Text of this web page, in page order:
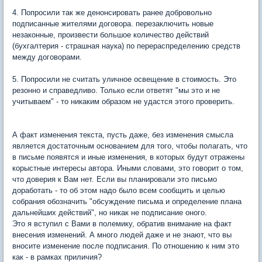
4. Попросили так же денонсировать ранее добровольно
подписанные жителями договора. перезаключить новые
незаконные, произвести большое количество действий
(бухгалтерия - страшная наука) по перераспределению средств
между договорами.
5. Попросили не считать уличное освещение в стоимость. Это
резонно и справедливо. Только если ответят "мы это и не
учитываем" - то никаким образом не удастся этого проверить.
А факт изменения текста, пусть даже, без изменения смысла
является достаточным основанием для того, чтобы полагать, что
в письме появятся и иные изменения, в которых будут отражены
корыстные интересы автора. Иными словами, это говорит о том,
что доверия к Вам нет. Если вы планировали это письмо
доработать - то об этом надо было всем сообщить и целью
собрания обозначить "обсуждение письма и определение плана
дальнейших действий", но никак не подписание оного.
Это я вступил с Вами в полемику, обратив внимание на факт
внесения изменений. А много людей даже и не знают, что вы
вносите изменение после подписания. По отношению к ним это
как - в рамках приличия?